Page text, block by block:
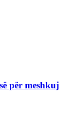
për meshkuj